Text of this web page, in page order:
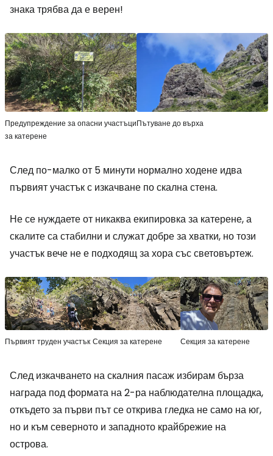
знака трябва да е верен!
Предупреждение за опасни участъци
за катерене
Пътуване до върха
След по-малко от 5 минути нормално ходене идва
първият участък с изкачване по скална стена.
Не се нуждаете от никаква екипировка за катерене, а
скалите са стабилни и служат добре за хватки, но този
участък вече не е подходящ за хора със световъртеж.
Първият труден участък Секция за катерене Секция за катерене
След изкачването на скалния пасаж избирам бърза
награда под формата на 2-ра наблюдателна площадка,
откъдето за първи път се открива гледка не само на юг,
но и към северното и западното крайбрежие на
острова.